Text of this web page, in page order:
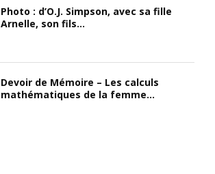
Photo : d’O.J. Simpson, avec sa fille
Arnelle, son fils...
Devoir de Mémoire – Les calculs
mathématiques de la femme...